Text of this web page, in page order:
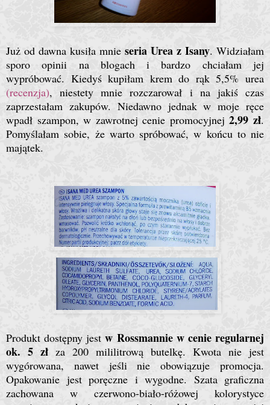
Już od dawna kusiła mnie seria Urea z Isany. Widziałam
sporo opinii na blogach i bardzo chciałam jej
wypróbować. Kiedyś kupiłam krem do rąk 5,5% urea
(recenzja), niestety mnie rozczarował i na jakiś czas
zaprzestałam zakupów. Niedawno jednak w moje ręce
wpadł szampon, w zawrotnej cenie promocyjnej2,99 zł.
Pomyślałam sobie, że warto spróbować, w końcu to nie
majątek.
Produkt dostępny jestw Rossmannie w cenie regularnej
ok. 5 zł za 200 mililitrową butelkę. Kwota nie jest
wygórowana, nawet jeśli nie obowiązuje promocja.
Opakowanie jest poręczne i wygodne. Szata graficzna
zachowana w czerwono-biało-różowej kolorystyce